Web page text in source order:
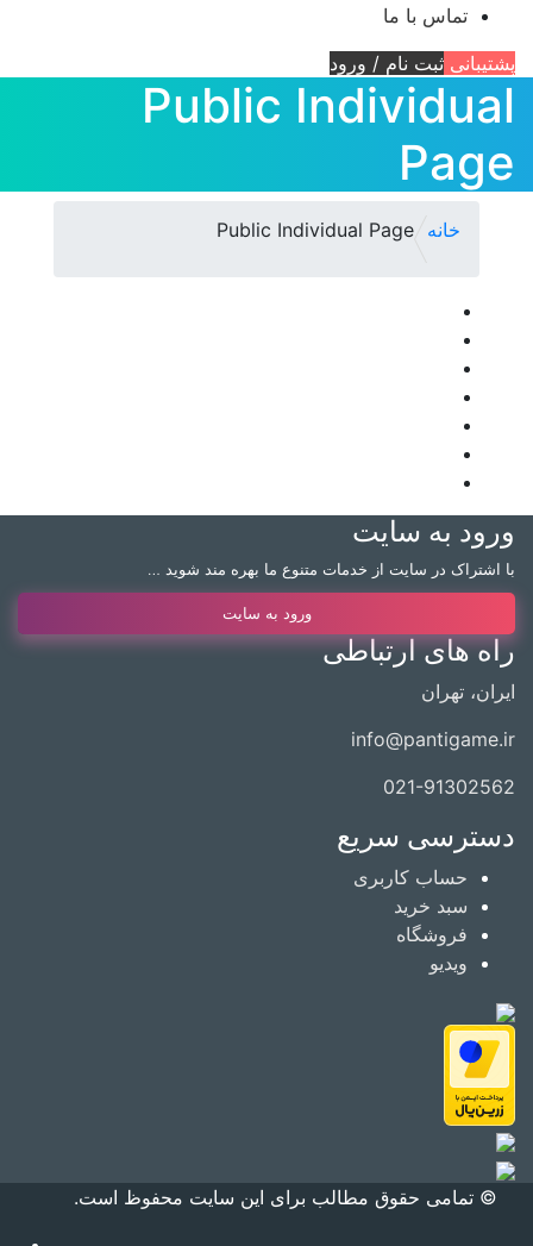
تماس با ما
پشتیبانی ثبت نام / ورود
Public Individual
Page
خانه Public Individual Page
ورود به سایت
با اشتراک در سایت از خدمات متنوع ما بهره مند شوید …
ورود به سایت
راه های ارتباطی
ایران، تهران
info@pantigame.ir
021-91302562
دسترسی سریع
حساب کاربری
سبد خرید
فروشگاه
ویدیو
© تمامی حقوق مطالب برای این سایت محفوظ است.